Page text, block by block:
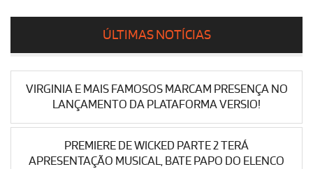
ÚLTIMAS NOTÍCIAS
VIRGINIA E MAIS FAMOSOS MARCAM PRESENÇA NO
LANÇAMENTO DA PLATAFORMA VERSIO!
PREMIERE DE WICKED PARTE 2 TERÁ
APRESENTAÇÃO MUSICAL, BATE PAPO DO ELENCO